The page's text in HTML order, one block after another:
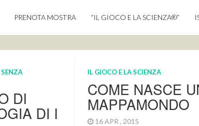
PRENOTA MOSTRA “IL GIOCO E LA SCIENZA®”
SENZA
DI
DI I
IL GIOCO E LA SCIENZA
COME NASCE
MAPPAMONDO
16 APR , 2015